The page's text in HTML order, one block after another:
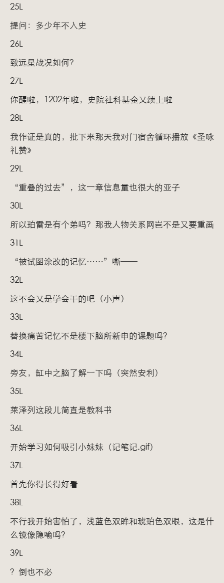
25L
提问：多少年不入史
26L
致远星战况如何？
27L
你醒啦，1202年啦，史院社科基金又续上啦
28L
我作证是真的，批下来那天我对门宿舍循环播放《圣咏
礼赞》
29L
“重叠的过去”，这一章信息量也很大的亚子
30L
所以珀雷是有个弟吗？那我人物关系网岂不是又要重画
31L
“被试图涂改的记忆……”嘶——
32L
这不会又是学会干的吧（小声）
33L
替换痛苦记忆不是楼下脑所新申的课题吗？
34L
旁友，缸中之脑了解一下吗（突然安利）
35L
莱泽列这段儿简直是教科书
36L
开始学习如何吸引小妹妹（记笔记.gif）
37L
首先你得长得好看
38L
不行我开始害怕了，浅蓝色双眸和琥珀色双眼，这是什
么镜像隐喻吗？
39L
？倒也不必